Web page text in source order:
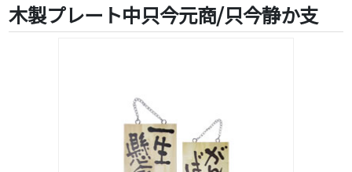
木製プレート中只今元商/只今静か支